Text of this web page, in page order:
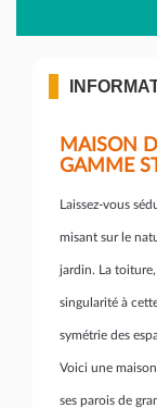
MAISON
GAMME
Laissez-vous
misant sur le
jardin. La
singularité à
symétrie des
Voici une
ses parois de